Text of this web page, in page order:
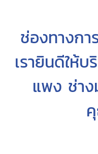
ช่องทางกา
เรายินดีให้บ
แพง ช่าง